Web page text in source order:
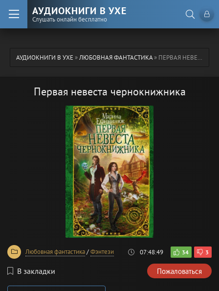
АУДИОКНИГИ В УХЕ
Слушать онлайн бесплатно
АУДИОКНИГИ В УХЕ»ЛЮБОВНАЯ ФАНТАСТИКА» ПЕРВАЯ НЕВЕСТА ЧЕРНОКНИЖНИКА
Первая невеста чернокнижника
Любовная фантастика/Фэнтези 07:48:49 34 3
В закладки Пожаловаться